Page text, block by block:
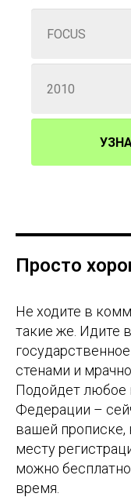
Просто
Не ходите в
такие же. Идите
стенами и
Подойдет любое
Федерации –
вашей прописке,
месту
можно
время.